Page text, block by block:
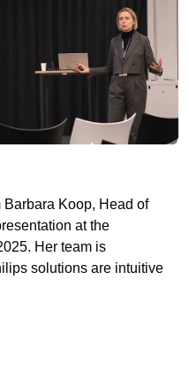
Koop, Head of
at the
Her team is
solutions are intuitive